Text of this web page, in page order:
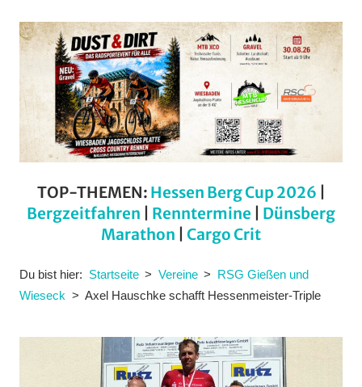
TOP-THEMEN: Hessen Berg Cup 2026
Bergzeitfahren
Renntermine
Dünsberg
Marathon
Cargo Crit
Du bist hier: Startseite Vereine
RSG Gießen und
Wieseck
Axel Hauschke schafft Hessenmeister-Triple